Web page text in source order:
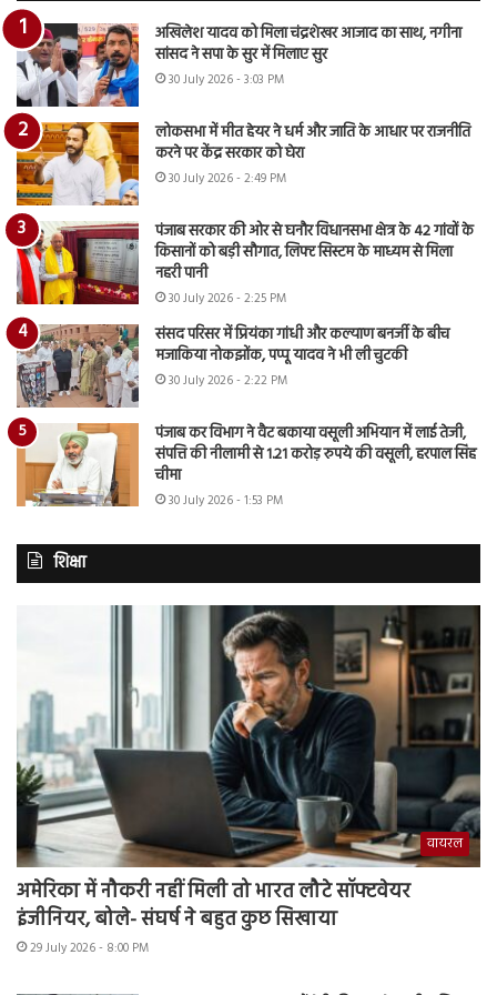
अखिलेश यादव को मिला चंद्रशेखर आजाद का साथ, नगीना
सांसद ने सपा के सुर में मिलाए सुर
30 July 2026 - 3:03 PM
लोकसभा में मीत हेयर ने धर्म और जाति के आधार पर राजनीति
करने पर केंद्र सरकार को घेरा
30 July 2026 - 2:49 PM
पंजाब सरकार की ओर से घनौर विधानसभा क्षेत्र के 42 गांवों के
किसानों को बड़ी सौगात, लिफ्ट सिस्टम के माध्यम से मिला
नहरी पानी
30 July 2026 - 2:25 PM
संसद परिसर में प्रियंका गांधी और कल्याण बनर्जी के बीच
मजाकिया नोकझोंक, पप्पू यादव ने भी ली चुटकी
30 July 2026 - 2:22 PM
पंजाब कर विभाग ने वैट बकाया वसूली अभियान में लाई तेजी,
संपत्ति की नीलामी से 1.21 करोड़ रुपये की वसूली, हरपाल सिंह
चीमा
30 July 2026 - 1:53 PM
शिक्षा
वायरल
अमेरिका में नौकरी नहीं मिली तो भारत लौटे सॉफ्टवेयर
इंजीनियर, बोले- संघर्ष ने बहुत कुछ सिखाया
29 July 2026 - 8:00 PM